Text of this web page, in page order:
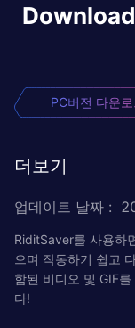
PC버전 다운로
더보기
업데이트 날짜 :
RiditSaver를 사용하
으며 작동하기 쉽고
함된 비디오 및 GIF
다!